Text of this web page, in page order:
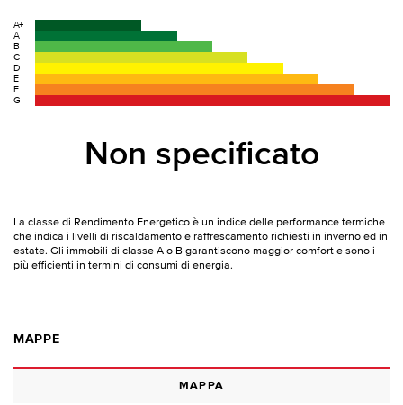
A+
A
B
C
D
E
F
G
Non specificato
La classe di Rendimento Energetico è un indice delle performance termiche
che indica i livelli di riscaldamento e raffrescamento richiesti in inverno ed in
estate. Gli immobili di classe A o B garantiscono maggior comfort e sono i
più efficienti in termini di consumi di energia.
MAPPE
MAPPA